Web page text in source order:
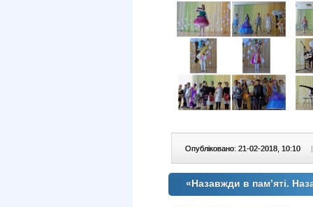
Опубліковано: 21-02-2018, 10:10 |
«Назавжди в пам’яті.